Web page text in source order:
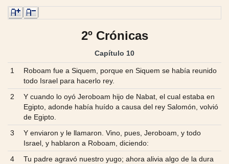
2º Crónicas
Capítulo 10
1
Roboam fue a Siquem, porque en Siquem se había reunido
todo Israel para hacerlo rey.
2
Y cuando lo oyó Jeroboam hijo de Nabat, el cual estaba en
Egipto, adonde había huído a causa del rey Salomón, volvió
de Egipto.
3
Y enviaron y le llamaron. Vino, pues, Jeroboam, y todo
Israel, y hablaron a Roboam, diciendo:
4
Tu padre agravó nuestro yugo; ahora alivia algo de la dura